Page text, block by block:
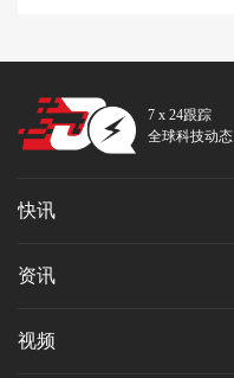
7 x 24跟踪
全球科技动态
快讯
资讯
视频